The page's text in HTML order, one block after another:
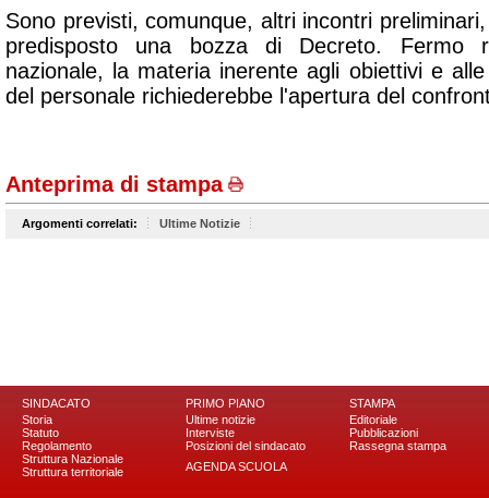
Sono previsti, comunque, altri incontri
predisposto una bozza di Decreto. Fermo
nazionale, la materia inerente agli obiettivi e
del personale richiederebbe l'apertura del
Anteprima di stampa
Argomenti correlati: Ultime Notizie
SINDACATO
Storia
Statuto
Regolamento
Struttura Nazionale
Struttura territoriale
PRIMO PIANO
Ultime notizie
Interviste
Posizioni del sindacato
AGENDA SCUOLA
STAMPA
Editoriale
Pubblicazioni
Rassegna stampa